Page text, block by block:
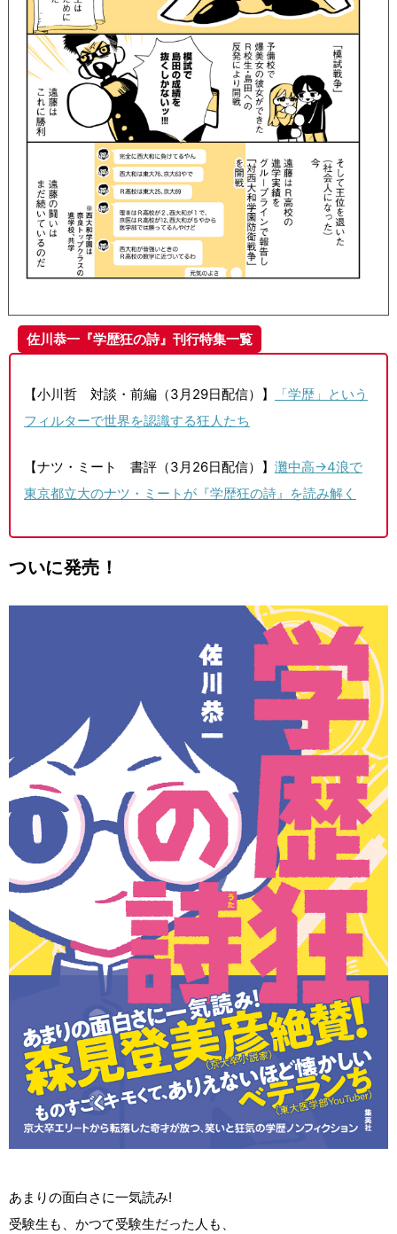
佐川恭一『学歴狂の詩』刊行特集一覧
【小川哲 対談・前編（3月29日配信）】
「学歴」という
フィルターで世界を認識する狂人たち
【ナツ・ミート 書評（3月26日配信）】 灘中高→4浪で
東京都立大のナツ・ミートが『学歴狂の詩』を読み解く
ついに発売！
あまりの面白さに一気読み!
受験生も、かつて受験生だった人も、